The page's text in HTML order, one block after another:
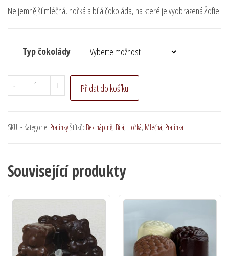
Nejjemnější mléčná, hořká a bílá čokoláda, na které je vyobrazená Žofie.
Typ čokolády
-
Čokoláda
s
Žofie
+ Přidat do košíku
SKU: - Kategorie: PralinkyŠtítků: Bez náplně, Bílá, Hořká, Mléčná, Pralinka
Související produkty